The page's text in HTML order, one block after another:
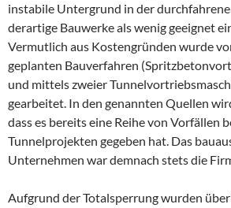
instabile Untergrund in der
derartige Bauwerke als wenig geeignet
Vermutlich aus Kostengründen wurde
geplanten Bauverfahren
und mittels zweier
gearbeitet. In den genannten Quellen
dass es bereits eine Reihe von Vorfällen
Tunnelprojekten gegeben hat. Das
Unternehmen war demnach stets die
Aufgrund der Totalsperrung wurden